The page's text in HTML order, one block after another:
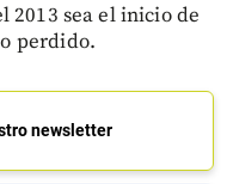
2013 sea el inicio de
perdido.
newsletter